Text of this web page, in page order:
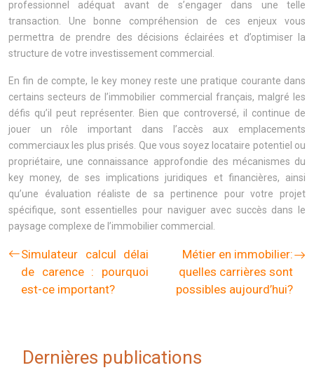
professionnel adéquat avant de s’engager dans une telle
transaction. Une bonne compréhension de ces enjeux vous
permettra de prendre des décisions éclairées et d’optimiser la
structure de votre investissement commercial.
En fin de compte, le key money reste une pratique courante dans
certains secteurs de l’immobilier commercial français, malgré les
défis qu’il peut représenter. Bien que controversé, il continue de
jouer un rôle important dans l’accès aux emplacements
commerciaux les plus prisés. Que vous soyez locataire potentiel ou
propriétaire, une connaissance approfondie des mécanismes du
key money, de ses implications juridiques et financières, ainsi
qu’une évaluation réaliste de sa pertinence pour votre projet
spécifique, sont essentielles pour naviguer avec succès dans le
paysage complexe de l’immobilier commercial.
Simulateur calcul délai
de carence : pourquoi
est-ce important?
Métier en immobilier:
quelles carrières sont
possibles aujourd’hui?
Dernières publications